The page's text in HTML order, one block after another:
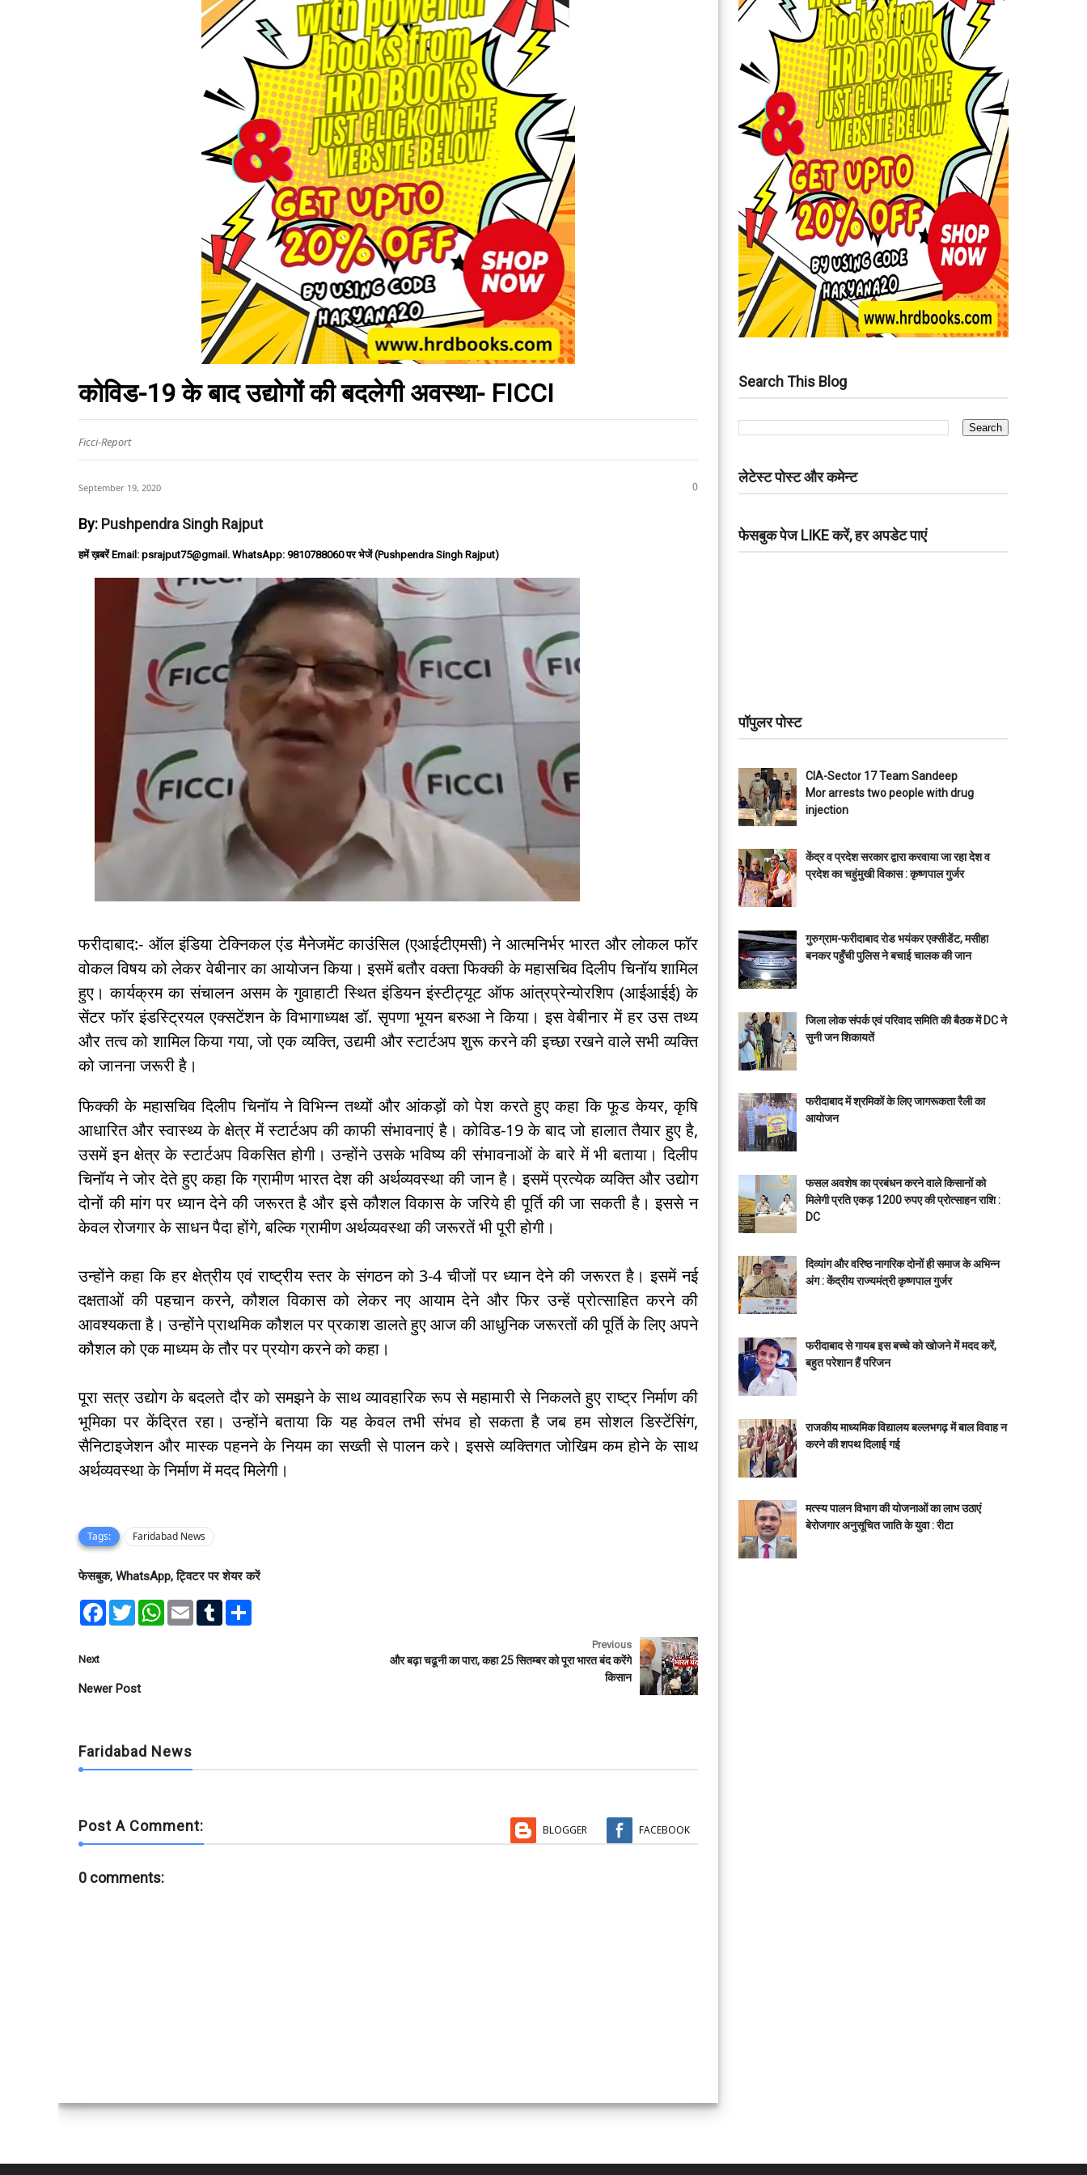
कोविड-19 के बाद उद्योगों की बदलेगी अवस्‍था- FICCI
Ficci-Report
September 19, 2020 0
By: Pushpendra Singh Rajput
हमें ख़बरें Email: psrajput75@gmail. WhatsApp: 9810788060 पर भेजें (Pushpendra Singh Rajput)
फरीदाबाद:- ऑल इंडिया टेक्निकल एंड मैनेजमेंट काउंसिल (एआईटीएमसी) ने आत्‍मनिर्भर भारत और लोकल फॉर
वोकल विषय को लेकर वेबीनार का आयोजन किया। इसमें बतौर वक्‍ता फिक्‍की के महासचिव दिलीप चिनॉय शामिल
हुए। कार्यक्रम का संचालन असम के गुवाहाटी स्थित इंडियन इंस्‍टीट्यूट ऑफ आंत्रप्रेन्‍योरशिप (आईआईई) के
सेंटर फॉर इं‍डस्ट्रियल एक्‍सटेंशन के विभागाध्‍यक्ष डॉ. सृपणा भूयन बरुआ ने किया। इस वेबीनार में हर उस तथ्‍य
और तत्‍व को शामिल किया गया, जो एक व्‍यक्ति, उद्यमी और स्‍टार्टअप शुरू करने की इच्‍छा रखने वाले सभी व्‍यक्ति
को जानना जरूरी है।
फिक्‍की के महा‍सचिव दिलीप चिनॉय ने विभिन्‍न तथ्‍यों और आंकड़ों को पेश करते हुए कहा कि फूड केयर, कृषि
आधारित और स्‍वास्‍थ्‍य के क्षेत्र में स्‍टार्टअप की काफी संभावनाएं है। कोविड-19 के बाद जो हालात तैयार हुए है,
उसमें इन क्षेत्र के स्‍टार्टअप विकसित होगी। उन्‍होंने उसके भविष्‍य की संभावनाओं के बारे में भी बताया। दिलीप
चिनॉय ने जोर देते हुए कहा कि ग्रामीण भारत देश की अर्थव्‍यवस्‍था की जान है। इसमें प्रत्‍येक व्‍यक्ति और उद्योग
दोनों की मांग पर ध्‍यान देने की जरूरत है और इसे कौशल विकास के जरिये ही पूर्ति की जा सकती है। इससे न
केवल रोजगार के साधन पैदा होंगे, बल्कि ग्रामीण अर्थव्‍यवस्‍था की जरूरतें भी पूरी होगी।
उन्‍होंने कहा कि हर क्षेत्रीय एवं राष्‍ट्रीय स्‍तर के संगठन को 3-4 चीजों पर ध्‍यान देने की जरूरत है। इसमें नई
दक्षताओं की पहचान करने, कौशल विकास को लेकर नए आयाम देने और फिर उन्‍हें प्रोत्‍साहित करने की
आवश्‍यकता है। उन्होंने प्राथमिक कौशल पर प्रकाश डालते हुए आज की आधुनिक जरूरतों की पूर्ति के लिए अपने
कौशल को एक माध्‍यम के तौर पर प्रयोग करने को कहा।
पूरा सत्र उद्योग के बदलते दौर को समझने के साथ व्यावहारिक रूप से महामारी से निकलते हुए राष्‍ट्र निर्माण की
भूमिका पर केंद्रित रहा। उन्‍होंने बताया कि यह केवल तभी संभव हो सकता है जब हम सोशल डिस्‍टेंसिंग,
सैनिटाइजेशन और मास्‍क पहनने के नियम का सख्‍ती से पालन करे। इससे व्‍यक्तिगत जोखिम कम होने के साथ
अर्थव्यवस्था के निर्माण में मदद मिलेगी।
Tags: Faridabad News
फेसबुक, WhatsApp, ट्विटर पर शेयर करें
F
o
k
T
w
r
W
E
T
Next
Newer Post
Previous
और बढ़ा चढूनी का पारा, कहा 25 सितम्बर को पूरा भारत बंद करेंगे
किसान
Faridabad News
Post A Comment: BLOGGER FACEBOOK
0 comments:
Search This Blog
लेटेस्ट पोस्ट और कमेन्ट
फेसबुक पेज LIKE करें, हर अपडेट पाएं
पॉपुलर पोस्ट
CIA-Sector 17 Team Sandeep
Mor arrests two people with drug
injection
केंद्र व प्रदेश सरकार द्वारा करवाया जा रहा देश व
प्रदेश का चहुंमुखी विकास : कृष्णपाल गुर्जर
गुरुग्राम-फरीदाबाद रोड भयंकर एक्सीडेंट, मसीहा
बनकर पहुँची पुलिस ने बचाई चालक की जान
जिला लोक संपर्क एवं परिवाद समिति की बैठक में DC ने
सुनी जन शिकायतें
फरीदाबाद में श्रमिकों के लिए जागरूकता रैली का
आयोजन
फसल अवशेष का प्रबंधन करने वाले किसानों को
मिलेगी प्रति एकड़ 1200 रुपए की प्रोत्साहन राशि :
DC
दिव्यांग और वरिष्ठ नागरिक दोनों ही समाज के अभिन्न
अंग : केंद्रीय राज्यमंत्री कृष्णपाल गुर्जर
फरीदाबाद से गायब इस बच्चे को खोजने में मदद करें,
बहुत परेशान हैं परिजन
राजकीय माध्यमिक विद्यालय बल्लभगढ़ में बाल विवाह न
करने की शपथ दिलाई गई
मत्स्य पालन विभाग की योजनाओं का लाभ उठाएं
बेरोजगार अनुसूचित जाति के युवा : रीटा